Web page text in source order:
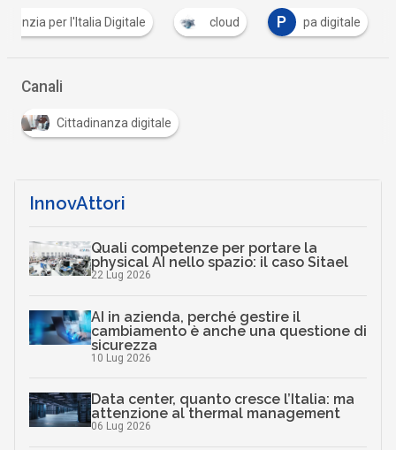
per l'Italia Digitale cloud P pa digitale
Canali
Cittadinanza digitale
InnovAttori
Quali competenze per portare la
physical AI nello spazio: il caso Sitael
22 Lug 2026
AI in azienda, perché gestire il
cambiamento è anche una questione di
sicurezza
10 Lug 2026
Data center, quanto cresce l’Italia: ma
attenzione al thermal management
06 Lug 2026